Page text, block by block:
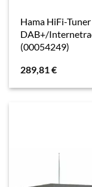
Hama HiFi-Tuner
DAB+/
(00054249)
289,81€